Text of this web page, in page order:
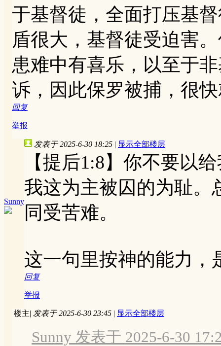
于基督徒，全面打压基
盾很大，基督徒受迫害
患难中有喜乐，以至于
诉，因此保罗被捕，很
回复
举报
Sunny
发表于 2025-6-30 18:25 | 显示全部楼层
【提后1:8】你不要以
我这为主被囚的为耻
同受苦难。
这一句里按神的能力，
回复
举报
楼主| 发表于 2025-6-30 23:45 | 显示全部楼层
Sunny 发表于 2025-6-30